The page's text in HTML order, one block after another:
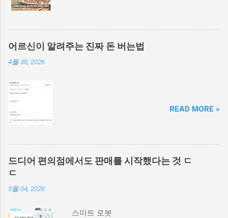
어르신이 알려주는 진짜 돈 버는법
4월 30, 2026
READ MORE »
드디어 편의점에서도 판매를 시작했다는 것 ㄷ
ㄷ
5월 04, 2026
스마트 로봇